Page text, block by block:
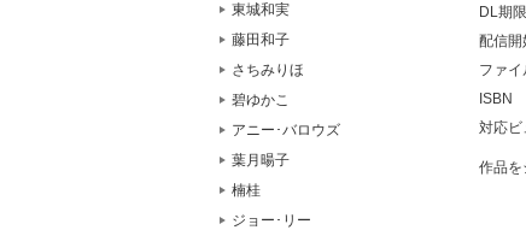
東城和実
藤田和子
さちみりほ
碧ゆかこ
アニー･バロウズ
葉月暘子
楠桂
ジョー･リー
DL期限
配信開
ファ
ISBN
対応ビ
作品を